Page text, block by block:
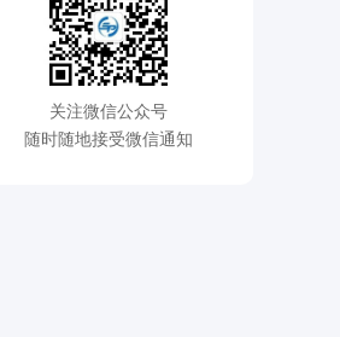
关注微信公众号
随时随地接受微信通知